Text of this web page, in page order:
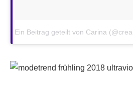
Ein Beitrag geteilt von Carina